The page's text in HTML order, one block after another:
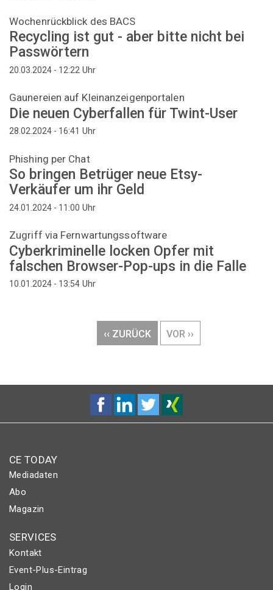
Wochenrückblick des BACS
Recycling ist gut - aber bitte nicht bei
Passwörtern
20.03.2024 - 12:22 Uhr
Gaunereien auf Kleinanzeigenportalen
Die neuen Cyberfallen für Twint-User
28.02.2024 - 16:41 Uhr
Phishing per Chat
So bringen Betrüger neue Etsy-
Verkäufer um ihr Geld
24.01.2024 - 11:00 Uhr
Zugriff via Fernwartungssoftware
Cyberkriminelle locken Opfer mit
falschen Browser-Pop-ups in die Falle
10.01.2024 - 13:54 Uhr
VORHERIGE
‹‹ ZURÜCK
NÄCHSTE
VOR ››
CE TODAY
Mediadaten
Abo
Magazin
SERVICES
Kontakt
Event-Plus-Eintrag
Login